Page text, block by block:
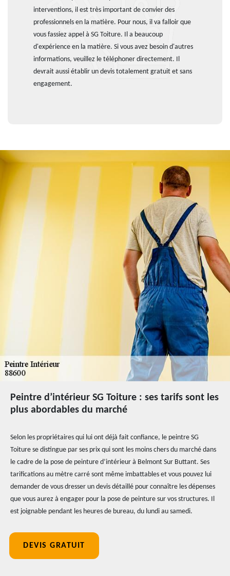
interventions, il est très important de convier des
professionnels en la matière. Pour nous, il va falloir que
vous fassiez appel à SG Toiture. Il a beaucoup
d'expérience en la matière. Si vous avez besoin d'autres
informations, veuillez le téléphoner directement. Il
devrait aussi établir un devis totalement gratuit et sans
engagement.
Peintre d’intérieur SG Toiture : ses tarifs sont les
plus abordables du marché
Selon les propriétaires qui lui ont déjà fait confiance, le peintre SG
Toiture se distingue par ses prix qui sont les moins chers du marché dans
le cadre de la pose de peinture d’intérieur à Belmont Sur Buttant. Ses
tarifications au mètre carré sont même imbattables et vous pouvez lui
demander de vous dresser un devis détaillé pour connaître les dépenses
que vous aurez à engager pour la pose de peinture sur vos structures. Il
est joignable pendant les heures de bureau, du lundi au samedi.
DEVIS GRATUIT